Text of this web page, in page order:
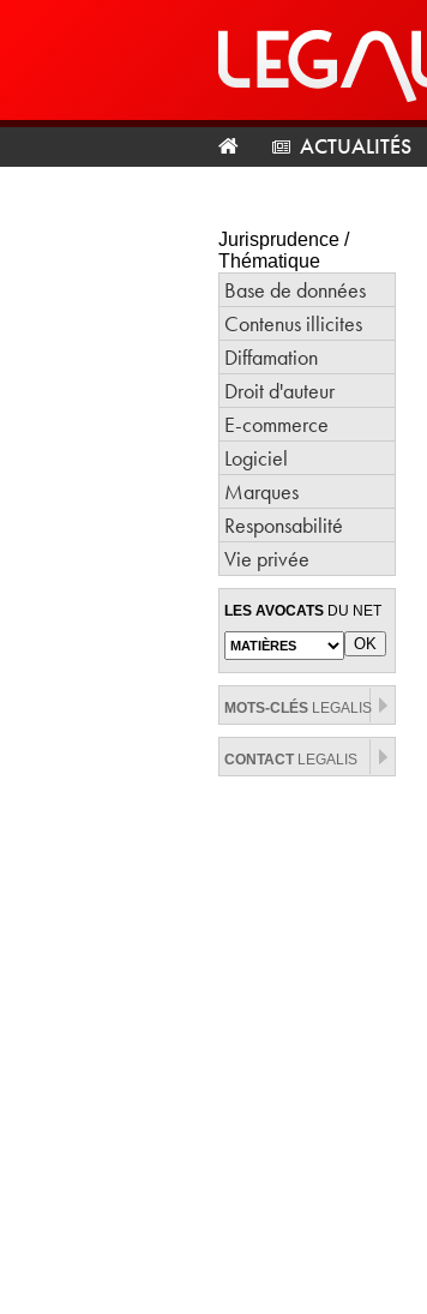
ACTUALITÉS
Jurisprudence /
Thématique
Base de données
Contenus illicites
Diffamation
Droit d'auteur
E-commerce
Logiciel
Marques
Responsabilité
Vie privée
LES AVOCATS DU NET
MOTS-CLÉS LEGALIS
CONTACTLEGALIS